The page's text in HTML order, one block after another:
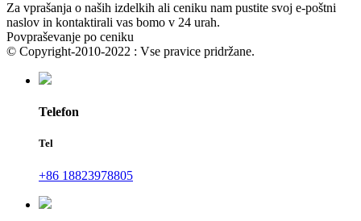
Za vprašanja o naših izdelkih ali ceniku nam pustite svoj e-poštni
naslov in kontaktirali vas bomo v 24 urah.
Povpraševanje po ceniku
© Copyright-2010-2022 : Vse pravice pridržane.
Telefon
Tel
+86 18823978805